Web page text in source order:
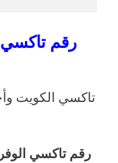
رقم
تاكسي الكويت
رقم تاكسي